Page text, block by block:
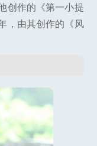
创作的《第一小提
，由其创作的《风